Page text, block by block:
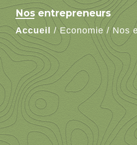
Nos entrepreneurs
Accueil /Economie/Nos